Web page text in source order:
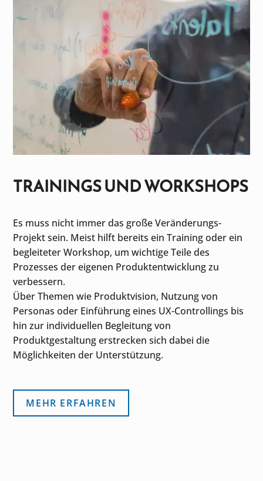
TRAININGS UND WORKSHOPS
Es muss nicht immer das große Veränderungs-
Projekt sein. Meist hilft bereits ein Training oder ein
begleiteter Workshop, um wichtige Teile des
Prozesses der eigenen Produktentwicklung zu
verbessern.
Über Themen wie Produktvision, Nutzung von
Personas oder Einführung eines UX-Controllings bis
hin zur individuellen Begleitung von
Produktgestaltung erstrecken sich dabei die
Möglichkeiten der Unterstützung.
MEHR ERFAHREN